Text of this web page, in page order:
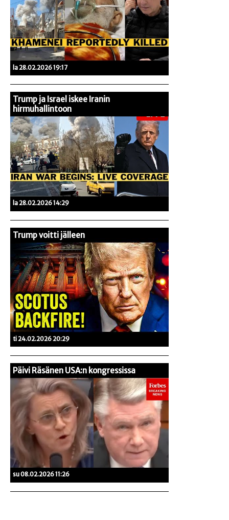
la 28.02.2026 19:17
Trump ja Israel iskee Iranin
hirmuhallintoon
la 28.02.2026 14:29
Trump voitti jälleen
ti 24.02.2026 20:29
Päivi Räsänen USA:n kongressissa
su 08.02.2026 11:26